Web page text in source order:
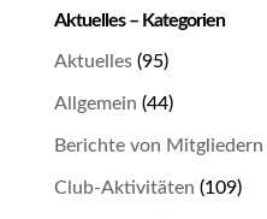
Aktuelles – Kategorien
Aktuelles(95)
Allgemein (44)
Berichte von Mitgliedern
Club-Aktivitäten (109)